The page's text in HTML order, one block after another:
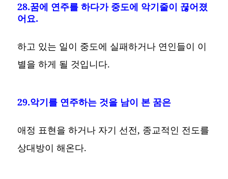
28.꿈에 연주를 하다가 중도에 악기줄이 끊어졌
어요.
하고 있는 일이 중도에 실패하거나 연인들이 이
별을 하게 될 것입니다.
29.악기를 연주하는 것을 남이 본 꿈은
애정 표현을 하거나 자기 선전, 종교적인 전도를
상대방이 해온다.